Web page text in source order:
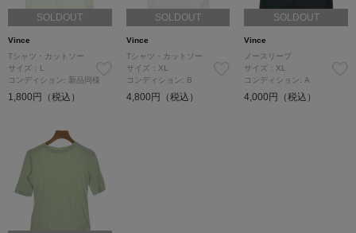
SOLDOUT
Vince
Tシャツ・カットソー
サイズ：L
コンディション: 新品同様
1,800円（税込）
SOLDOUT
Vince
Tシャツ・カットソー
サイズ：XL
コンディション: B
4,800円（税込）
SOLDOUT
Vince
ノースリーブ
サイズ：XL
コンディション: A
4,000円（税込）